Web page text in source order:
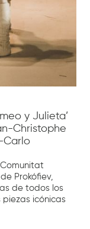
y Julieta’
Christophe
Carlo
Comunitat
Prokófiev,
de todos los
piezas icónicas